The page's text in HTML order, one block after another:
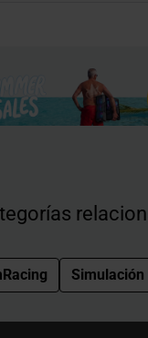
Simulación